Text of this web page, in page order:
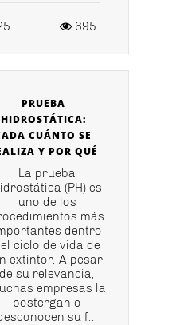
695
PRUEBA
HIDROSTÁTICA:
CUÁNTO SE
Y POR QUÉ
La prueba
(PH) es
uno de los
más
dentro
ciclo de vida de
extintor. A pesar
de su relevancia,
empresas la
postergan o
su f...